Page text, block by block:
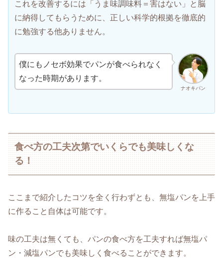
これを改善するには「うま味調味料＝害はない」と脳
に納得してもらうために、正しい科学的根拠を徹底的
に勉強する他ありません。
ナオキパン
僕にもノセボ効果でパンが食べられなく
なった時期があります。
食べ方の工夫次第でいくらでも美味しくな
る！
ここまで紹介したコツを全く行わずとも、無塩パンを上手
に作ること自体は可能です。
味の工夫は無くても、パンの食べ方を工夫すれば無塩パ
ン・減塩パンでも美味しく食べることができます。